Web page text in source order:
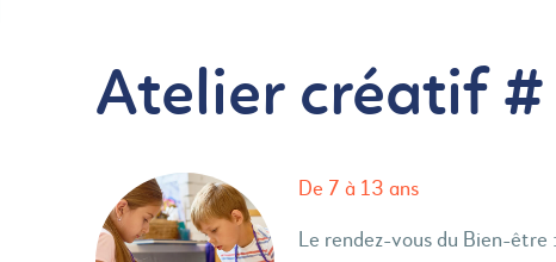
Atelier créatif #
De 7 à 13 ans
Le rendez-vous du Bien-